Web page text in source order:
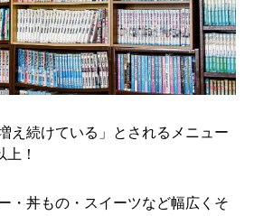
え続けている」とされるメニュー
！
・丼もの・スイーツなど幅広くそ